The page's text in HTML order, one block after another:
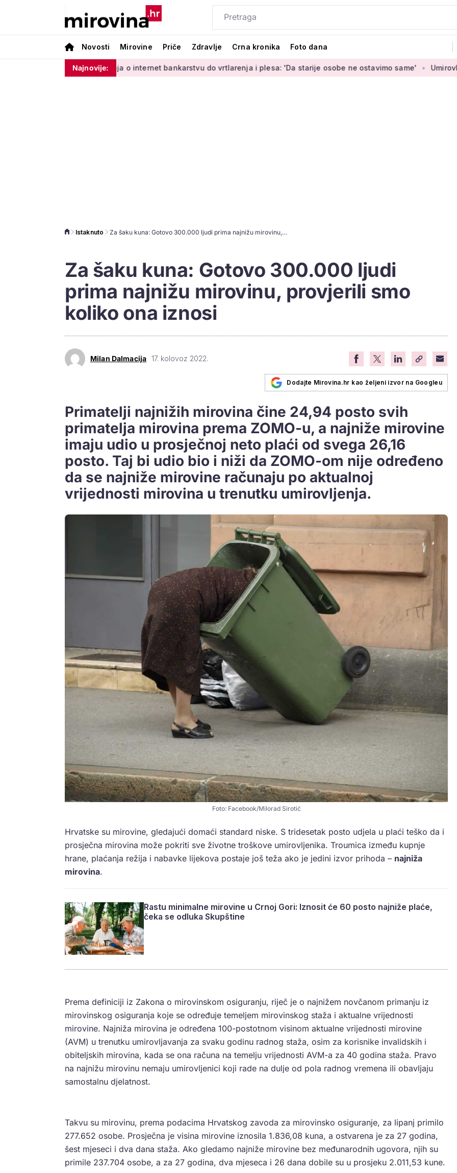
Novosti Mirovine Priče Zdravlje Crna kronika Foto dana
Najnovije:
Od učenja o internet bankarstvu do vrtlarenja i plesa: 'Da starije osobe ne ostavimo same' Umirovljenica
Istaknuto Za šaku kuna: Gotovo 300.000 ljudi prima najnižu mirovinu, provjerili smo koliko ona iznosi
Za šaku kuna: Gotovo 300.000 ljudi
prima najnižu mirovinu, provjerili smo
koliko ona iznosi
Milan Dalmacija 17. kolovoz 2022.
Dodajte Mirovina.hr kao željeni izvor na Googleu
Primatelji najnižih mirovina čine 24,94 posto svih
primatelja mirovina prema ZOMO-u, a najniže mirovine
imaju udio u prosječnoj neto plaći od svega 26,16
posto. Taj bi udio bio i niži da ZOMO-om nije određeno
da se najniže mirovine računaju po aktualnoj
vrijednosti mirovina u trenutku umirovljenja.
Foto: Facebook/Milorad Sirotić
Hrvatske su mirovine, gledajući domaći standard niske. S tridesetak posto udjela u plaći teško da i
prosječna mirovina može pokriti sve životne troškove umirovljenika. Troumica između kupnje
hrane, plaćanja režija i nabavke lijekova postaje još teža ako je jedini izvor prihoda – najniža
mirovina.
Rastu minimalne mirovine u Crnoj Gori: Iznosit će 60 posto najniže plaće,
čeka se odluka Skupštine
Prema definiciji iz Zakona o mirovinskom osiguranju, riječ je o najnižem novčanom primanju iz
mirovinskog osiguranja koje se određuje temeljem mirovinskog staža i aktualne vrijednosti
mirovine. Najniža mirovina je određena 100-postotnom visinom aktualne vrijednosti mirovine
(AVM) u trenutku umirovljavanja za svaku godinu radnog staža, osim za korisnike invalidskih i
obiteljskih mirovina, kada se ona računa na temelju vrijednosti AVM-a za 40 godina staža. Pravo
na najnižu mirovinu nemaju umirovljenici koji rade na dulje od pola radnog vremena ili obavljaju
samostalnu djelatnost.
Takvu su mirovinu, prema podacima Hrvatskog zavoda za mirovinsko osiguranje, za lipanj primilo
277.652 osobe. Prosječna je visina mirovine iznosila 1.836,08 kuna, a ostvarena je za 27 godina,
šest mjeseci i dva dana staža. Ako gledamo najniže mirovine bez međunarodnih ugovora, njih su
primile 237.704 osobe, a za 27 godina, dva mjeseca i 26 dana dobile su u prosjeku 2.011,53 kune.